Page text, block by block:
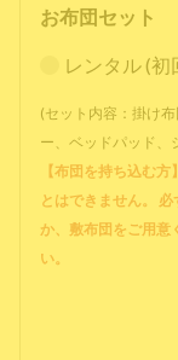
お布団セット
レンタル (
(セット内容：掛け
ー、ベッドパッド、
【布団を持ち込む
とはできません。
か、敷布団をご用意
い。